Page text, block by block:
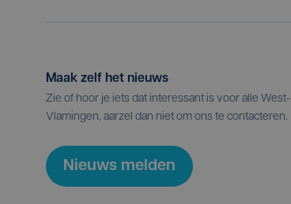
Maak zelf het nieuws
Zie of hoor je iets dat interessant is voor alle West-
Vlamingen, aarzel dan niet om ons te contacteren.
Nieuws melden